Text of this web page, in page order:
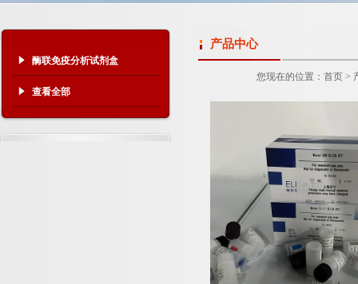
酶联免疫分析试剂盒
查看全部
产品中心
您现在的位置： 首页 >